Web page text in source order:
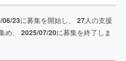
06/23に募集を開始し、 27人の支援
め、 2025/07/20に募集を終了しま